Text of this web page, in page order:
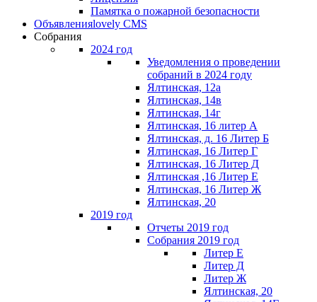
Памятка о пожарной безопасности
Объявленияlovely CMS
Собрания
2024 год
Уведомления о проведении
собраний в 2024 году
Ялтинская, 12а
Ялтинская, 14в
Ялтинская, 14г
Ялтинская, 16 литер А
Ялтинская, д. 16 Литер Б
Ялтинская, 16 Литер Г
Ялтинская, 16 Литер Д
Ялтинская ,16 Литер Е
Ялтинская, 16 Литер Ж
Ялтинская, 20
2019 год
Отчеты 2019 год
Собрания 2019 год
Литер Е
Литер Д
Литер Ж
Ялтинская, 20